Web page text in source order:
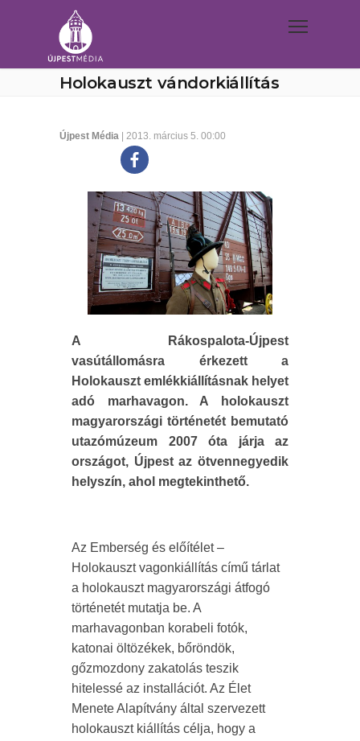
Holokauszt vándorkiállítás
Újpest Média | 2013. március 5. 00:00
A Rákospalota-Újpest
vasútállomásra érkezett a
Holokauszt emlékkiállításnak helyet
adó marhavagon. A holokauszt
magyarországi történetét bemutató
utazómúzeum 2007 óta járja az
országot, Újpest az ötvennegyedik
helyszín, ahol megtekinthető.
Az Emberség és előítélet –
Holokauszt vagonkiállítás című tárlat
a holokauszt magyarországi átfogó
történetét mutatja be. A
marhavagonban korabeli fotók,
katonai öltözékek, bőröndök,
gőzmozdony zakatolás teszik
hitelessé az installációt. Az Élet
Menete Alapítvány által szervezett
holokauszt kiállítás célja, hogy a